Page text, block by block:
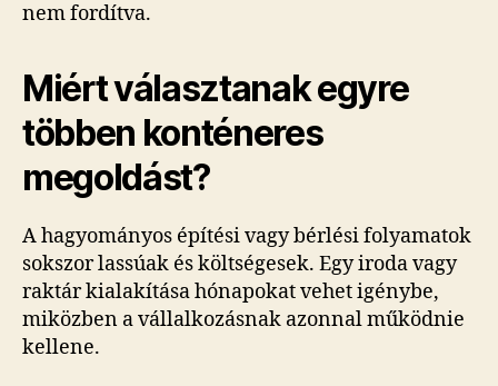
nem fordítva.
Miért választanak egyre
többen konténeres
megoldást?
A hagyományos építési vagy bérlési folyamatok
sokszor lassúak és költségesek. Egy iroda vagy
raktár kialakítása hónapokat vehet igénybe,
miközben a vállalkozásnak azonnal működnie
kellene.